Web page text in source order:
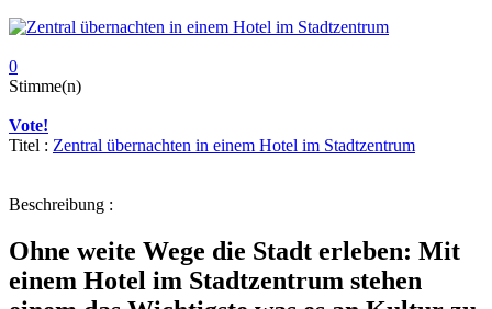
0
Stimme(n)
Vote!
Titel : Zentral übernachten in einem Hotel im Stadtzentrum
Beschreibung :
Ohne weite Wege die Stadt erleben: Mit
einem Hotel im Stadtzentrum stehen